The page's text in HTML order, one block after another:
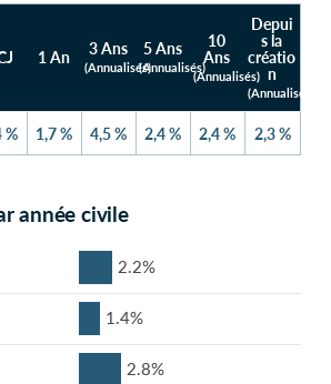
1 An 3 Ans
(Annualisés)
5 Ans
(Annualisés)
10
Ans
(Annualisés)
Depui
s la
créatio
n
(Annualisés)
% 1,7 % 4,5 % 2,4 % 2,4 % 2,3 %
année civile
2.2%
1.4%
2.8%